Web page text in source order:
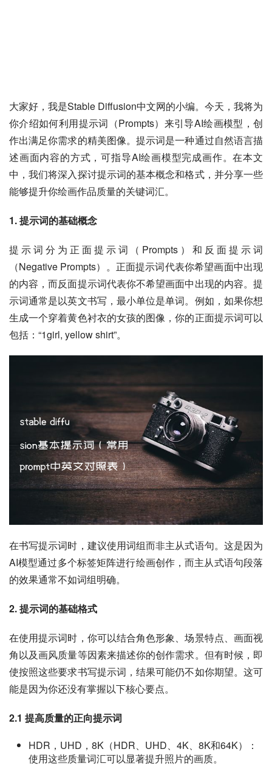
大家好，我是Stable Diffusion中文网的小编。今天，我将为
你介绍如何利用提示词（Prompts）来引导AI绘画模型，创
作出满足你需求的精美图像。提示词是一种通过自然语言描
述画面内容的方式，可指导AI绘画模型完成画作。在本文
中，我们将深入探讨提示词的基本概念和格式，并分享一些
能够提升你绘画作品质量的关键词汇。
1. 提示词的基础概念
提示词分为正面提示词（Prompts）和反面提示词
（Negative Prompts）。正面提示词代表你希望画面中出现
的内容，而反面提示词代表你不希望画面中出现的内容。提
示词通常是以英文书写，最小单位是单词。例如，如果你想
生成一个穿着黄色衬衣的女孩的图像，你的正面提示词可以
包括：“1girl, yellow shirt”。
在书写提示词时，建议使用词组而非主从式语句。这是因为
AI模型通过多个标签矩阵进行绘画创作，而主从式语句段落
的效果通常不如词组明确。
2. 提示词的基础格式
在使用提示词时，你可以结合角色形象、场景特点、画面视
角以及画风质量等因素来描述你的创作需求。但有时候，即
使按照这些要求书写提示词，结果可能仍不如你期望。这可
能是因为你还没有掌握以下核心要点。
2.1 提高质量的正向提示词
HDR，UHD，8K（HDR、UHD、4K、8K和64K）：
使用这些质量词汇可以显著提升照片的画质。